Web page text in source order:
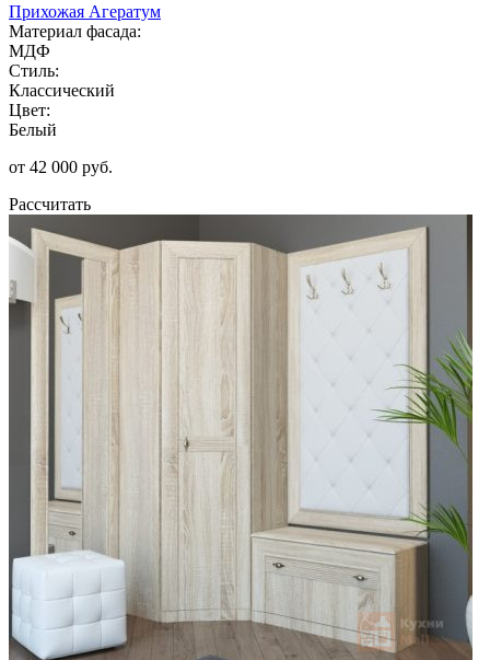
Прихожая Агератум
Материал фасада:
МДФ
Стиль:
Классический
Цвет:
Белый
от 42 000 руб.
Рассчитать